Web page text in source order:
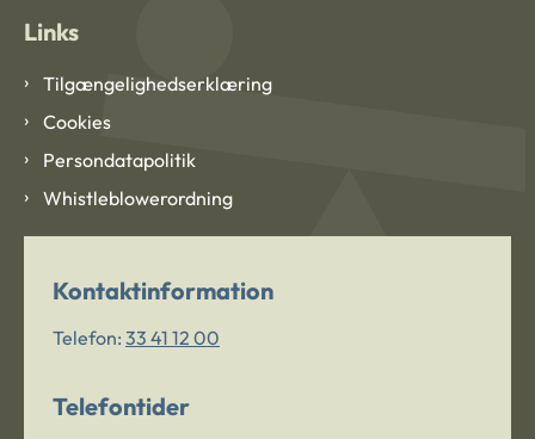
Links
Tilgængelighedserklæring
Cookies
Persondatapolitik
Whistleblowerordning
Kontaktinformation
Telefon: 33 41 12 00
Telefontider